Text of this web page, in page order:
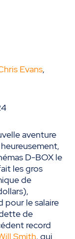
Evans,
aventure
D-BOX le
les gros
de
pour le salaire
de
record
Smith, qui